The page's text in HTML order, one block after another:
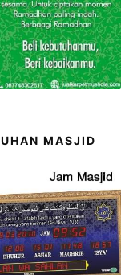
MASJID